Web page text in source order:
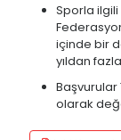
Sporla
içinde bir
yıldan
Başvurular
olarak